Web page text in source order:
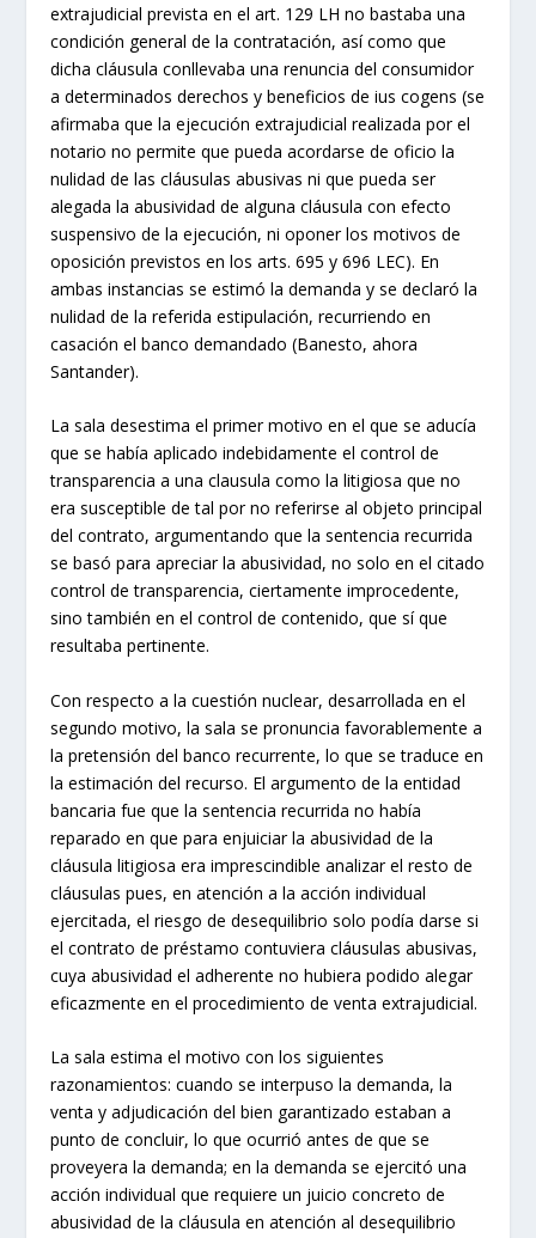
extrajudicial prevista en el art. 129 LH no bastaba una
condición general de la contratación, así como que
dicha cláusula conllevaba una renuncia del consumidor
a determinados derechos y beneficios de ius cogens (se
afirmaba que la ejecución extrajudicial realizada por el
notario no permite que pueda acordarse de oficio la
nulidad de las cláusulas abusivas ni que pueda ser
alegada la abusividad de alguna cláusula con efecto
suspensivo de la ejecución, ni oponer los motivos de
oposición previstos en los arts. 695 y 696 LEC). En
ambas instancias se estimó la demanda y se declaró la
nulidad de la referida estipulación, recurriendo en
casación el banco demandado (Banesto, ahora
Santander).
La sala desestima el primer motivo en el que se aducía
que se había aplicado indebidamente el control de
transparencia a una clausula como la litigiosa que no
era susceptible de tal por no referirse al objeto principal
del contrato, argumentando que la sentencia recurrida
se basó para apreciar la abusividad, no solo en el citado
control de transparencia, ciertamente improcedente,
sino también en el control de contenido, que sí que
resultaba pertinente.
Con respecto a la cuestión nuclear, desarrollada en el
segundo motivo, la sala se pronuncia favorablemente a
la pretensión del banco recurrente, lo que se traduce en
la estimación del recurso. El argumento de la entidad
bancaria fue que la sentencia recurrida no había
reparado en que para enjuiciar la abusividad de la
cláusula litigiosa era imprescindible analizar el resto de
cláusulas pues, en atención a la acción individual
ejercitada, el riesgo de desequilibrio solo podía darse si
el contrato de préstamo contuviera cláusulas abusivas,
cuya abusividad el adherente no hubiera podido alegar
eficazmente en el procedimiento de venta extrajudicial.
La sala estima el motivo con los siguientes
razonamientos: cuando se interpuso la demanda, la
venta y adjudicación del bien garantizado estaban a
punto de concluir, lo que ocurrió antes de que se
proveyera la demanda; en la demanda se ejercitó una
acción individual que requiere un juicio concreto de
abusividad de la cláusula en atención al desequilibrio